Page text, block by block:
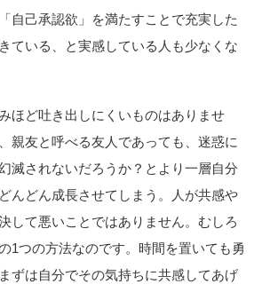
自己承認欲」を満たすことで充実した
ている、と実感している人も少なくな
ほど吐き出しにくいものはありませ
親友と呼べる友人であっても、迷惑に
滅されないだろうか？とより一層自分
んどん成長させてしまう。人が共感や
して悪いことではありません。むしろ
1つの方法なのです。時間を置いても勇
ずは自分でその気持ちに共感してあげ